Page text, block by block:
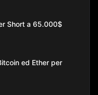
Short a 65.000$
ed Ether per